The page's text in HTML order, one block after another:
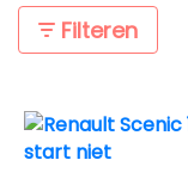
Filteren